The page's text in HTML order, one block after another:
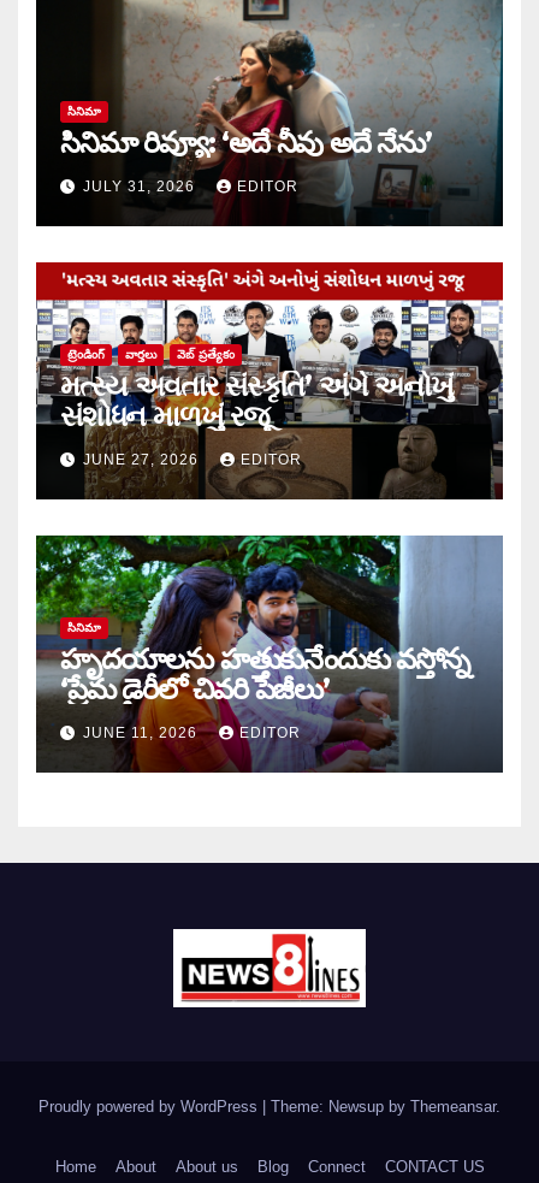
సినిమా
సినిమా రివ్యూ: ‘అదే నీవు అదే నేను’
JULY 31, 2026 EDITOR
ట్రెండింగ్ వార్త‌లు వెబ్ ప్రత్యేకం
મત્સ્ય અવતાર સંસ્કૃતિ’ અંગે અનોખું
સંશોધન માળખું રજૂ
JUNE 27, 2026 EDITOR
సినిమా
హృదయాలను హత్తుకునేందుకు వస్తోన్న
‘ప్రేమ డైరీలో చివరి పేజీలు’
JUNE 11, 2026 EDITOR
Proudly powered by WordPress Theme: Newsup by Themeansar.
Home About About us Blog Connect CONTACT US